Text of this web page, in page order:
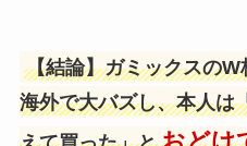
【結論】ガミックスの
海外で大バズし、本人は